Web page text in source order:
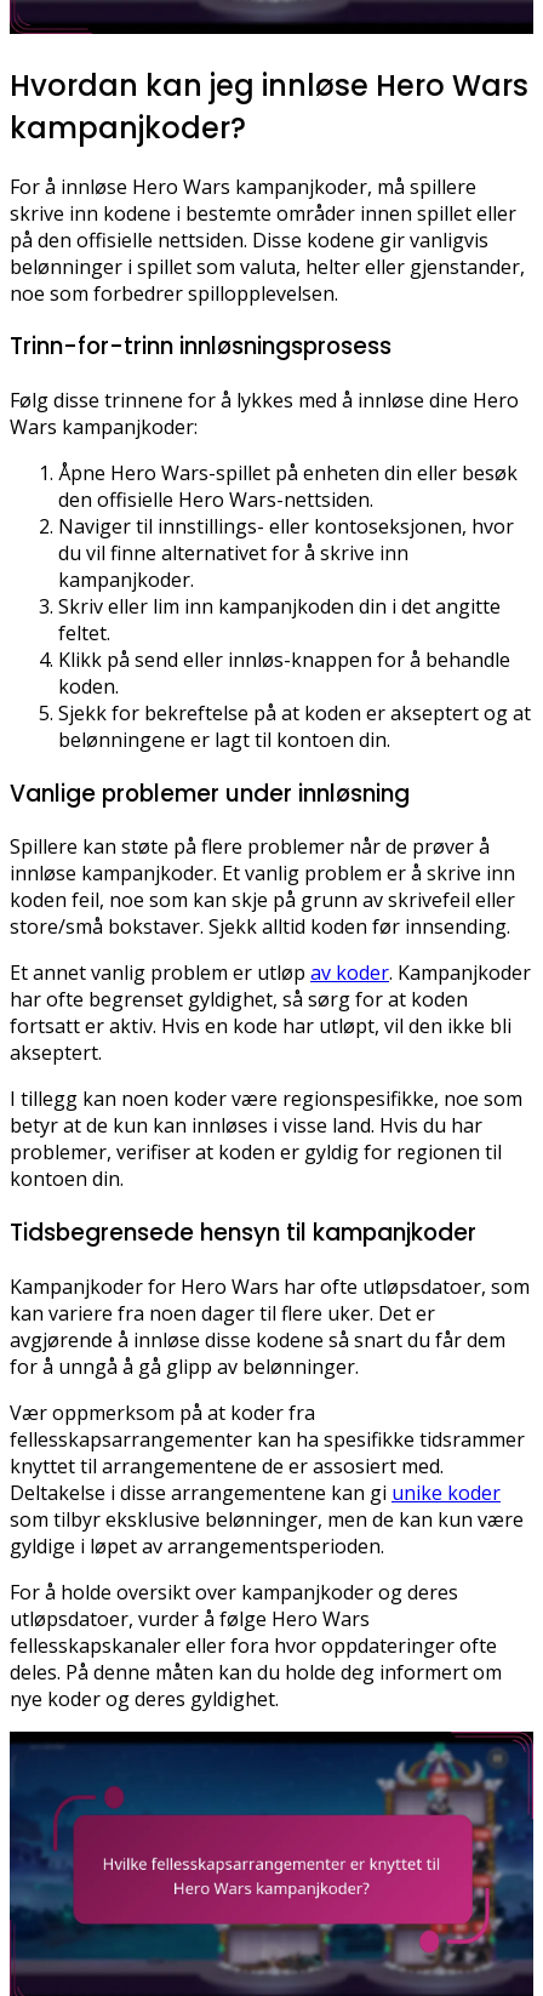
Hvordan kan jeg innløse Hero Wars
kampanjkoder?
For å innløse Hero Wars kampanjkoder, må spillere
skrive inn kodene i bestemte områder innen spillet eller
på den offisielle nettsiden. Disse kodene gir vanligvis
belønninger i spillet som valuta, helter eller gjenstander,
noe som forbedrer spillopplevelsen.
Trinn-for-trinn innløsningsprosess
Følg disse trinnene for å lykkes med å innløse dine Hero
Wars kampanjkoder:
Åpne Hero Wars-spillet på enheten din eller besøk
den offisielle Hero Wars-nettsiden.
Naviger til innstillings- eller kontoseksjonen, hvor
du vil finne alternativet for å skrive inn
kampanjkoder.
Skriv eller lim inn kampanjkoden din i det angitte
feltet.
Klikk på send eller innløs-knappen for å behandle
koden.
Sjekk for bekreftelse på at koden er akseptert og at
belønningene er lagt til kontoen din.
Vanlige problemer under innløsning
Spillere kan støte på flere problemer når de prøver å
innløse kampanjkoder. Et vanlig problem er å skrive inn
koden feil, noe som kan skje på grunn av skrivefeil eller
store/små bokstaver. Sjekk alltid koden før innsending.
Et annet vanlig problem er utløp av koder. Kampanjkoder
har ofte begrenset gyldighet, så sørg for at koden
fortsatt er aktiv. Hvis en kode har utløpt, vil den ikke bli
akseptert.
I tillegg kan noen koder være regionspesifikke, noe som
betyr at de kun kan innløses i visse land. Hvis du har
problemer, verifiser at koden er gyldig for regionen til
kontoen din.
Tidsbegrensede hensyn til kampanjkoder
Kampanjkoder for Hero Wars har ofte utløpsdatoer, som
kan variere fra noen dager til flere uker. Det er
avgjørende å innløse disse kodene så snart du får dem
for å unngå å gå glipp av belønninger.
Vær oppmerksom på at koder fra
fellesskapsarrangementer kan ha spesifikke tidsrammer
knyttet til arrangementene de er assosiert med.
Deltakelse i disse arrangementene kan gi unike koder
som tilbyr eksklusive belønninger, men de kan kun være
gyldige i løpet av arrangementsperioden.
For å holde oversikt over kampanjkoder og deres
utløpsdatoer, vurder å følge Hero Wars
fellesskapskanaler eller fora hvor oppdateringer ofte
deles. På denne måten kan du holde deg informert om
nye koder og deres gyldighet.